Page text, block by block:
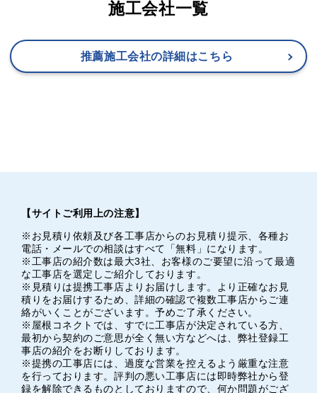
施工会社一覧
推薦施工会社の詳細はこちら
【サイトご利用上の注意】
※お見積り依頼及び各工事店からのお見積り提示、各種お
電話・メールでの相談はすべて「無料」になります。
※工事店の紹介数は最大3社、お客様のご要望に沿って最適
な工事店を選定しご紹介しております。
※見積りは提携工事店よりお届けします。より正確なお見
積りをお届けするため、詳細の確認で複数工事店からご連
絡がいくことがございます。予めご了承ください。
※屋根コネクトでは、すでに工事店が決定されている方、
最初から契約のご意思が全く無い方などへは、弊社登録工
事店の紹介をお断りしております。
※提携の工事店には、過度な営業を控えるよう厳重な注意
を行っております。評判の悪い工事店には即時弊社から登
録を解除できるものとしておりますので、何か問題がござ